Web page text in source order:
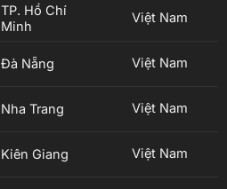
TP. Hồ Chí
Minh
Việt Nam
Đà Nẵng Việt Nam
Nha Trang Việt Nam
Kiên Giang Việt Nam